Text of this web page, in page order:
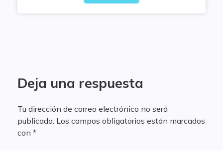
Deja una respuesta
Tu dirección de correo electrónico no será
publicada. Los campos obligatorios están marcados
con *